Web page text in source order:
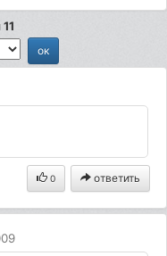
0 ответить